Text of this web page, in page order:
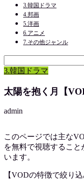
3.韓国ドラマ
4.邦画
5.洋画
6.アニメ
7.その他ジャンル
3.韓国ドラマ
太陽を抱く月【
admin
このページでは主な
を無料で視聴すること
います。
【VODの特徴で絞り